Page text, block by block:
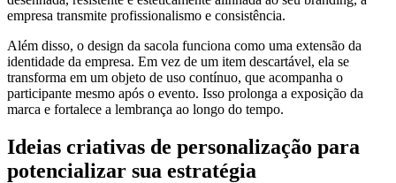
empresa transmite profissionalismo e consistência.
Além disso, o design da sacola funciona como uma extensão da
identidade da empresa. Em vez de um item descartável, ela se
transforma em um objeto de uso contínuo, que acompanha o
participante mesmo após o evento. Isso prolonga a exposição da
marca e fortalece a lembrança ao longo do tempo.
Ideias criativas de personalização para
potencializar sua estratégia